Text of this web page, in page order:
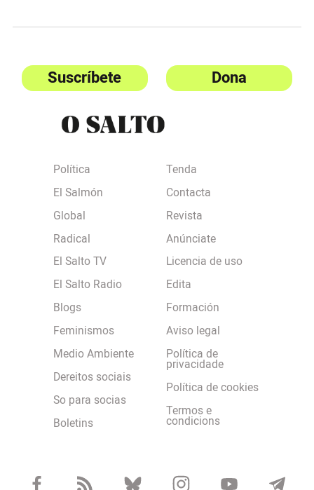
Suscríbete Dona
Política
El Salmón
Global
Radical
El Salto TV
El Salto Radio
Blogs
Feminismos
Medio Ambiente
Dereitos sociais
So para socias
Boletins
Tenda
Contacta
Revista
Anúnciate
Licencia de uso
Edita
Formación
Aviso legal
Política de
privacidade
Política de cookies
Termos e
condicions